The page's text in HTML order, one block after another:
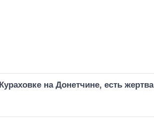
на Донетчине, есть жертва